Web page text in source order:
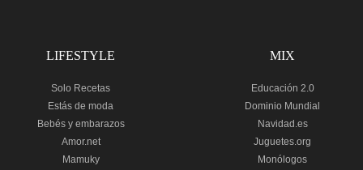
LIFESTYLE
Solo Recetas
Estás de moda
Bebés y embarazos
Amor.net
Mamuky
MIX
Educación 2.0
Dominio Mundial
Navidad.es
Juguetes.org
Monólogos